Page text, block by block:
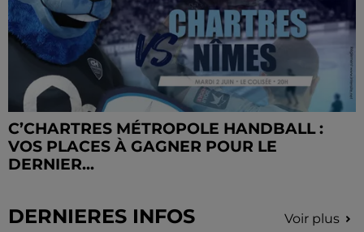
C’CHARTRES MÉTROPOLE HANDBALL :
VOS PLACES À GAGNER POUR LE
DERNIER...
DERNIERES INFOS Voir plus